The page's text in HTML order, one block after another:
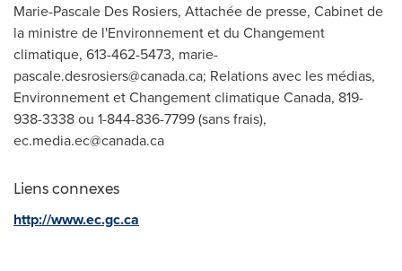
Marie-Pascale Des Rosiers, Attachée de presse, Cabinet de
la ministre de l'Environnement et du Changement
climatique, 613-462-5473, marie-
pascale.desrosiers@canada.ca; Relations avec les médias,
Environnement et Changement climatique Canada, 819-
938-3338 ou 1-844-836-7799 (sans frais),
ec.media.ec@canada.ca
Liens connexes
http://www.ec.gc.ca